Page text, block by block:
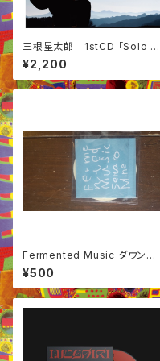
三根星太郎 1stCD 「Solo So
lo」
¥2,200
Fermented Music ダウンロ
ードコード付きステッカー
¥500